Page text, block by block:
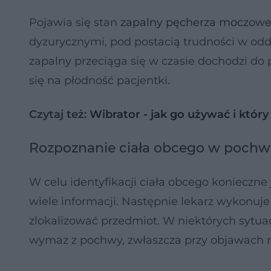
Pojawia się stan zapalny pęcherza
dyzurycznymi, pod postacią trudności w
zapalny przeciąga się w czasie dochodzi
się na płodność pacjentki.
Czytaj też: Wibrator - jak go używać i który
Rozpoznanie ciała obcego w
W celu identyfikacji ciała obcego
wiele informacji. Następnie lekarz
zlokalizować przedmiot. W niektórych
wymaz z pochwy, zwłaszcza przy